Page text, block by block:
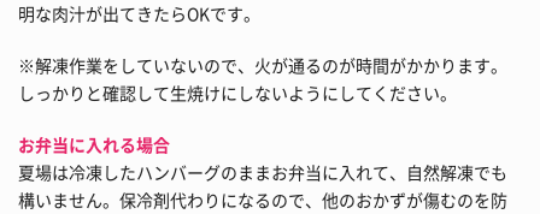
明な肉汁が出てきたらOKです。
※解凍作業をしていないので、火が通るのが時間がかかります。
しっかりと確認して生焼けにしないようにしてください。
お弁当に入れる場合
夏場は冷凍したハンバーグのままお弁当に入れて、自然解凍でも
構いません。保冷剤代わりになるので、他のおかずが傷むのを防